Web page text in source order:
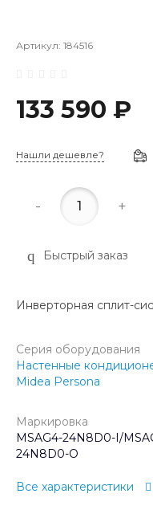
Артикул: 184516
133 590 ₽
Нашли дешевле?
- +
Быстрый заказ
Инверторная сплит-
Серия оборудования
Настенные
Midea Persona
Маркировка
MSAG4-24N8D0-I/
24N8D0-O
Все характеристики